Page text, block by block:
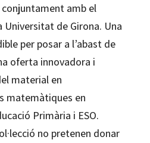
amb el
Universitat de Girona. Una
per posar a l’abast de
oferta innovadora i
material en
matemàtiques en
Primària i ESO.
no pretenen donar